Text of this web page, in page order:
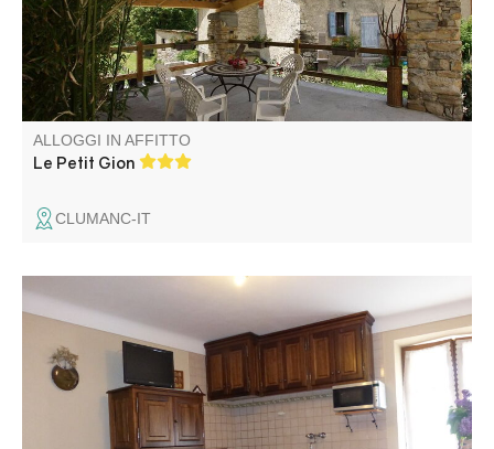
ALLOGGI IN AFFITTO
Le Petit Gion
CLUMANC-IT
Il nostro gîte si trova in una casa di paese nel centro di La
Palud-sur-Verdon, nel cuore delle Gole del Verdon.